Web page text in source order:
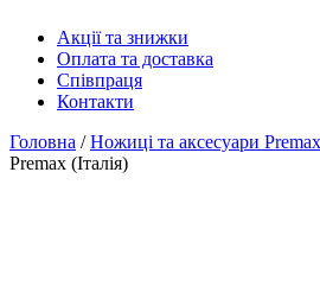
Акції та знижки
Оплата та доставка
Співпраця
Контакти
Головна /Ножиці та аксесуари Premax
Premax (Італія)